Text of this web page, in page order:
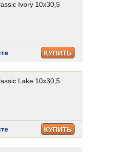
Ivory 10x30,5
КУПИТЬ
Lake 10x30,5
КУПИТЬ